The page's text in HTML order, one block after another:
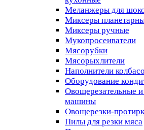
Меланжеры для
Миксеры
Миксеры ручные
Мукопросеиватели
Мясорубки
Мясорыхлители
Наполнители
Оборудование
Овощерезательные
машины
Овощерезки-
Пилы для резки мяса